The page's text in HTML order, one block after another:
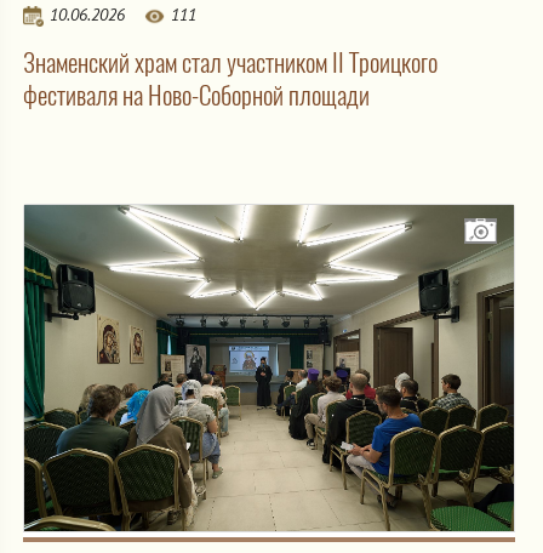
10.06.2026 111
Знаменский храм стал участником II Троицкого
фестиваля на Ново-Соборной площади